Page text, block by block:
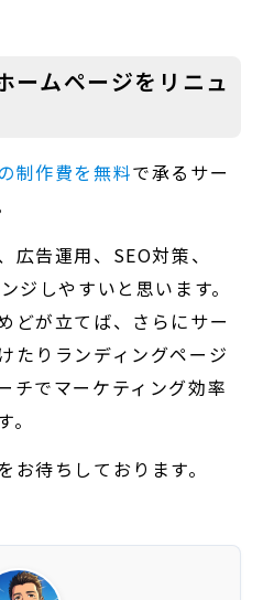
ームページをリニュ
制作費を無料で承るサー
告運用、SEO対策、
ジしやすいと思います。
どが立てば、さらにサー
たりランディングページ
チでマーケティング効率
待ちしております。